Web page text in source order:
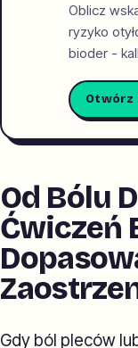
Oblicz
ryzyko
bioder -
Otwórz
Od Bólu
Ćwiczeń
Gdy ból pleców